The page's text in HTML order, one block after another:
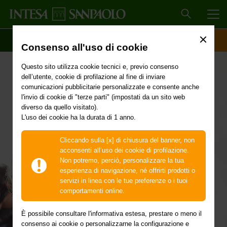
Consenso all'uso di cookie
Questo sito utilizza cookie tecnici e, previo consenso
dell’utente, cookie di profilazione al fine di inviare
comunicazioni pubblicitarie personalizzate e consente anche
l'invio di cookie di "terze parti" (impostati da un sito web
diverso da quello visitato).
L'uso dei cookie ha la durata di 1 anno.
Cliccando sulla [x] di chiusura del banner, non
acconsenti all’uso dei cookie di profilazione.
Non potremo, perciò, personalizzare la tua
esperienza di navigazione, né offrirti prodotti o
servizi in linea con le tue preferenze o i tuoi
comportamenti online.
È possibile consultare l'informativa estesa, prestare o meno il
consenso ai cookie o personalizzarne la configurazione e
Programma Giovani
e Lavoro
I giovani d'oggi hanno voglia di
lavorare